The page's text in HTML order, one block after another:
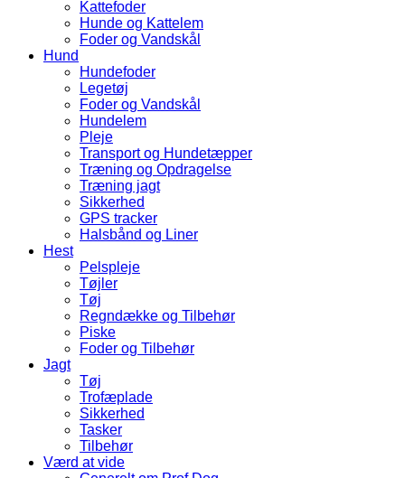
Kattefoder
Hunde og Kattelem
Foder og Vandskål
Hund
Hundefoder
Legetøj
Foder og Vandskål
Hundelem
Pleje
Transport og Hundetæpper
Træning og Opdragelse
Træning jagt
Sikkerhed
GPS tracker
Halsbånd og Liner
Hest
Pelspleje
Tøjler
Tøj
Regndække og Tilbehør
Piske
Foder og Tilbehør
Jagt
Tøj
Trofæplade
Sikkerhed
Tasker
Tilbehør
Værd at vide